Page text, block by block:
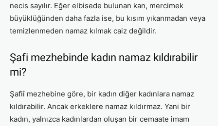
necis sayılır. Eğer elbisede bulunan kan, mercimek
büyüklüğünden daha fazla ise, bu kısım yıkanmadan veya
temizlenmeden namaz kılmak caiz değildir.
Şafi mezhebinde kadın namaz kıldırabilir
mi?
Şafiî mezhebine göre, bir kadın diğer kadınlara namaz
kıldırabilir. Ancak erkeklere namaz kıldırmaz. Yani bir
kadın, yalnızca kadınlardan oluşan bir cemaate imam